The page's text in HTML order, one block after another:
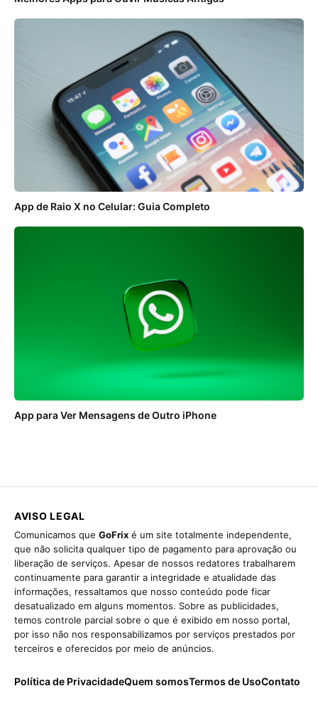
App de Raio X no Celular: Guia Completo
App para Ver Mensagens de Outro iPhone
AVISO LEGAL
Comunicamos que GoFrix é um site totalmente independente,
que não solicita qualquer tipo de pagamento para aprovação ou
liberação de serviços. Apesar de nossos redatores trabalharem
continuamente para garantir a integridade e atualidade das
informações, ressaltamos que nosso conteúdo pode ficar
desatualizado em alguns momentos. Sobre as publicidades,
temos controle parcial sobre o que é exibido em nosso portal,
por isso não nos responsabilizamos por serviços prestados por
terceiros e oferecidos por meio de anúncios.
Política de PrivacidadeQuem somosTermos de UsoContato